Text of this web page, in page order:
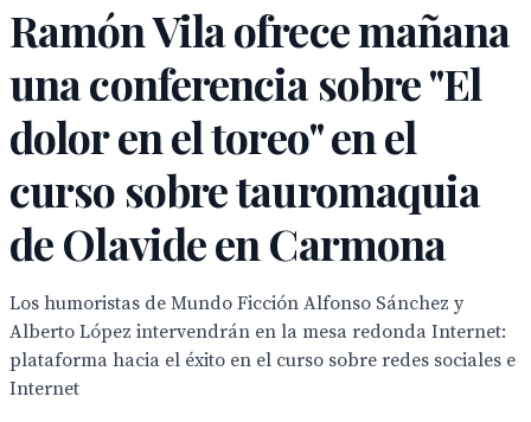
Ramón Vila ofrece mañana
una conferencia sobre "El
dolor en el toreo" en el
curso sobre tauromaquia
de Olavide en Carmona
Los humoristas de Mundo Ficción Alfonso Sánchez y
Alberto López intervendrán en la mesa redonda Internet:
plataforma hacia el éxito en el curso sobre redes sociales e
Internet